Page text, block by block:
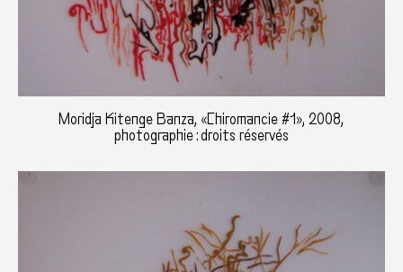
Moridja Kitenge Banza, «Chiromancie #1», 2008,
photographie : droits réservés